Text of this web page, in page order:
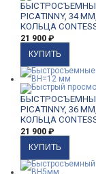
PICATINNY, 34
КОЛЬЦА
21 900 ₽
PICATINNY, 36
КОЛЬЦА
21 900 ₽